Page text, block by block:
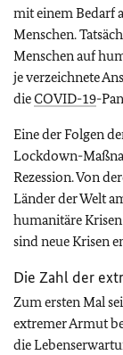
mit einem Bedarf
Menschen.
Menschen auf
je verzeichnete
dieCOVID-19-
Eine der Folgen
Lockdown-
Rezession. Von
Länder der Welt
humanitäre
sind neue Krisen
Die Zahl der
Zum ersten Mal
extremer Armut
die